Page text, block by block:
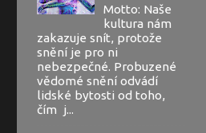
Motto: Naše
kultura nám
zakazuje snít, protože
snění je pro ni
nebezpečné. Probuzené
vědomé snění odvádí
lidské bytosti od toho,
čím j...